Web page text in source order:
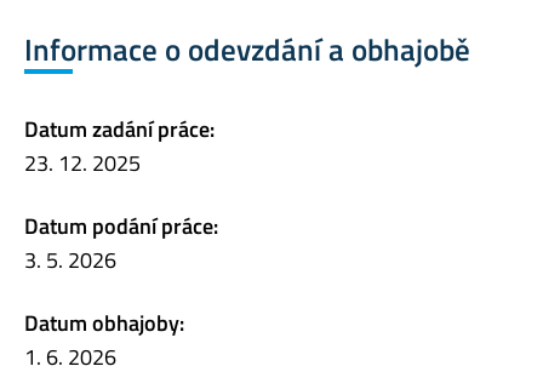
Informace o odevzdání a obhajobě
Datum zadání práce:
23. 12. 2025
Datum podání práce:
3. 5. 2026
Datum obhajoby:
1. 6. 2026